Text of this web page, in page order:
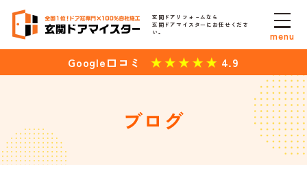
玄関ドアリフォ－ムなら
玄関ドアマイスターにお任せくださ
い。
Google口コミ 4.9
menu
ブログ